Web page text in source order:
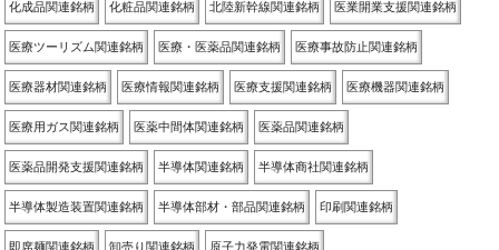
化成品関連銘柄 化粧品関連銘柄 北陸新幹線関連銘柄 医業開業支援関連銘柄
医療ツーリズム関連銘柄 医療・医薬品関連銘柄 医療事故防止関連銘柄
医療器材関連銘柄 医療情報関連銘柄 医療支援関連銘柄 医療機器関連銘柄
医療用ガス関連銘柄 医薬中間体関連銘柄 医薬品関連銘柄
医薬品開発支援関連銘柄 半導体関連銘柄 半導体商社関連銘柄
半導体製造装置関連銘柄 半導体部材・部品関連銘柄 印刷関連銘柄
即席麺関連銘柄 卸売り関連銘柄 原子力発電関連銘柄